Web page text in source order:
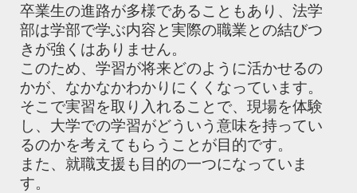
卒業生の進路が多様であることもあり、法学
部は学部で学ぶ内容と実際の職業との結びつ
きが強くはありません。
このため、学習が将来どのように活かせるの
かが、なかなかわかりにくくなっています。
そこで実習を取り入れることで、現場を体験
し、大学での学習がどういう意味を持ってい
るのかを考えてもらうことが目的です。
また、就職支援も目的の一つになっていま
す。